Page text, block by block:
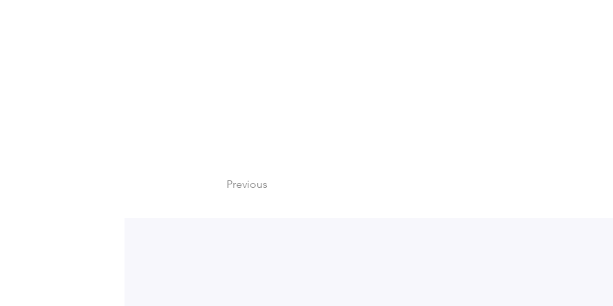
Previous